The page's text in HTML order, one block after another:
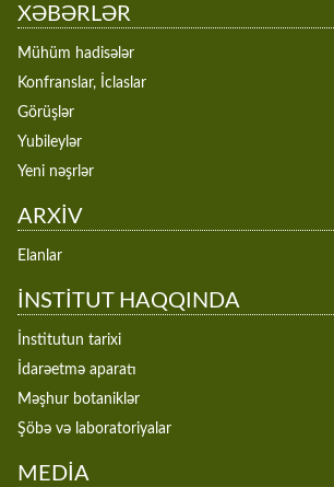
XƏBƏRLƏR
Mühüm hadisələr
Konfranslar, İclaslar
Görüşlər
Yubileylər
Yeni nəşrlər
ARXİV
Elanlar
İNSTİTUT HAQQINDA
İnstitutun tarixi
İdarəetmə aparatı
Məşhur botaniklər
Şöbə və laboratoriyalar
MEDİA